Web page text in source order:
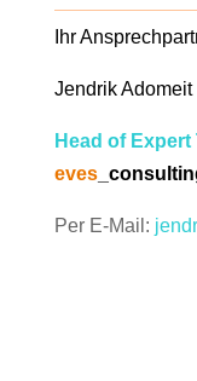
Ihr
Jendrik Adomeit
Head of
eves
Per E-Mail: